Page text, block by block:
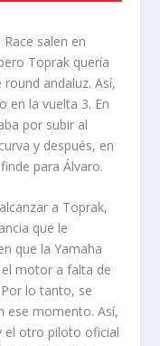
salen en
Toprak quería
andaluz. Así,
en la vuelta 3. En
por subir al
y después, en
para Álvaro.
a Toprak,
que le
que la Yamaha
motor a falta de
lo tanto, se
ese momento. Así,
el otro piloto oficial